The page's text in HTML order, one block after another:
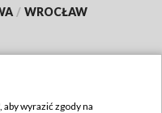
/ WROCŁAW
wyrazić zgody na